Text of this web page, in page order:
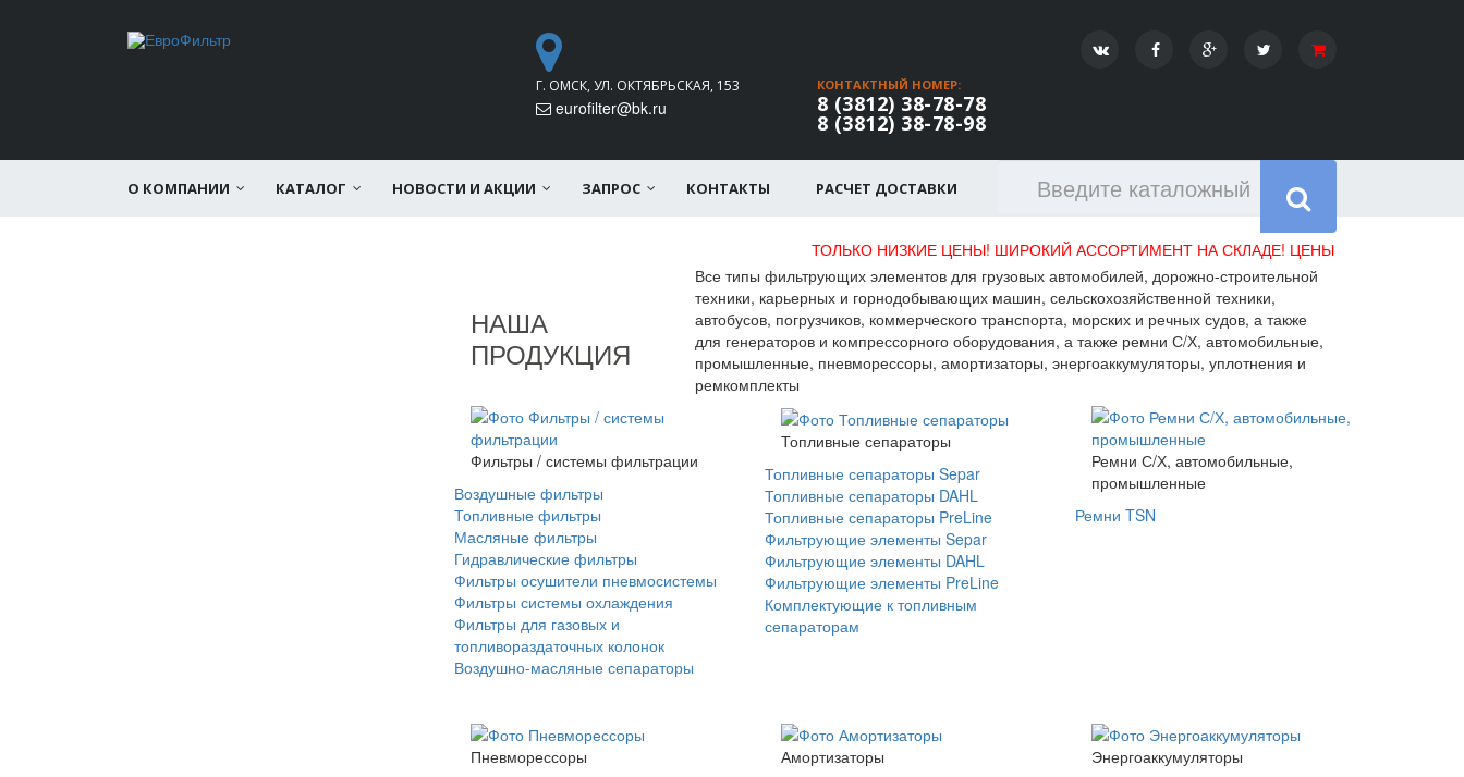
КОНТАКТНЫЙ НОМЕР:
8 (3812) 38-78-78
8 (3812) 38-78-98
Г. ОМСК, УЛ. ОКТЯБРЬСКАЯ, 153
eurofilter@bk.ru
О КОМПАНИИ КАТАЛОГ НОВОСТИ И АКЦИИ ЗАПРОС КОНТАКТЫ РАСЧЕТ ДОСТАВКИ
ТОЛЬКО НИЗКИЕ ЦЕНЫ! ШИРОКИЙ АССОРТИМЕНТ НА СКЛАДЕ! ЦЕНЫ И НАЛИЧИЕ
НАША
ПРОДУКЦИЯ
Все типы фильтрующих элементов для грузовых автомобилей, дорожно-строительной
техники, карьерных и горнодобывающих машин, сельскохозяйственной техники,
автобусов, погрузчиков, коммерческого транспорта, морских и речных судов, а также
для генераторов и компрессорного оборудования, а также ремни С/Х, автомобильные,
промышленные, пневморессоры, амортизаторы, энергоаккумуляторы, уплотнения и
ремкомплекты
Фильтры / системы фильтрации
Воздушные фильтры
Топливные фильтры
Масляные фильтры
Гидравлические фильтры
Фильтры осушители пневмосистемы
Фильтры системы охлаждения
Фильтры для газовых и
топливораздаточных колонок
Воздушно-масляные сепараторы
Топливные сепараторы
Топливные сепараторы Separ
Топливные сепараторы DAHL
Топливные сепараторы PreLine
Фильтрующие элементы Separ
Фильтрующие элементы DAHL
Фильтрующие элементы PreLine
Комплектующие к топливным
сепараторам
Ремни С/Х, автомобильные,
промышленные
Ремни TSN
Пневморессоры
Амортизаторы
Энергоаккумуляторы